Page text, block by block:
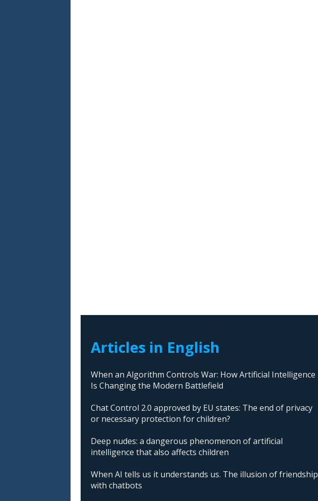
Articles in English
When an Algorithm Controls War: How Artificial Intelligence
Is Changing the Modern Battlefield
Chat Control 2.0 approved by EU states: The end of privacy
or necessary protection for children?
Deep nudes: a dangerous phenomenon of artificial
intelligence that also affects children
When AI tells us it understands us. The illusion of friendship
with chatbots